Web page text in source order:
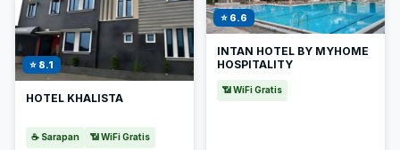
⭐ 8.1
HOTEL KHALISTA
☕ Sarapan 📶 WiFi Gratis
⭐ 6.6
INTAN HOTEL BY MYHOME
HOSPITALITY
📶 WiFi Gratis